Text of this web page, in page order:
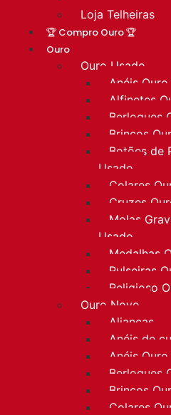
Loja Telheiras
🏆 Compro Ouro 🏆
Ouro
Ouro Usado
Anéis
Alfinetes
Berloques
Brincos
Botões de
Usado
Colares
Cruzes
Molas
Usado
Medalhas
Pulseiras
Religioso
Ouro Novo
Alianças
Anéis de
Anéis
Berloques
Brincos
Colares